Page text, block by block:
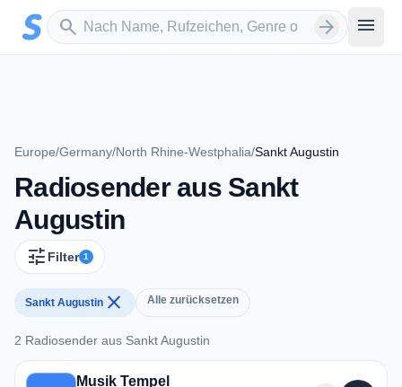
Zum Hauptinhalt springen
search
Sender suchen arrow_forward menu
Europe/Germany/North Rhine-Westphalia/Sankt Augustin
Radiosender aus Sankt
Augustin
tune Filter 1
Sankt Augustin close Alle zurücksetzen
2 Radiosender aus Sankt Augustin
2 Radiosender aus Sankt Augustin
Musik Tempel